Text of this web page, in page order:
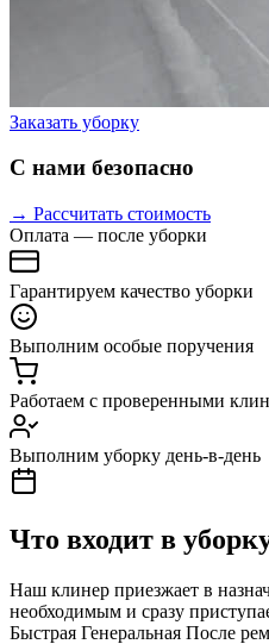
Заказать уборку
С нами безопасно
→ Рассчитать стоимость
Оплата — после уборки
Гарантируем качество уборки
Выполним особые поручения
Работаем с проверенными
Выполним уборку день-в-день
Что входит в
Наш клинер приезжает в
необходимым и сразу
Быстрая Генеральная После